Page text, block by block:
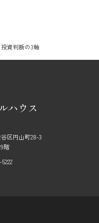
資判断の3軸
区円山町28-3
階